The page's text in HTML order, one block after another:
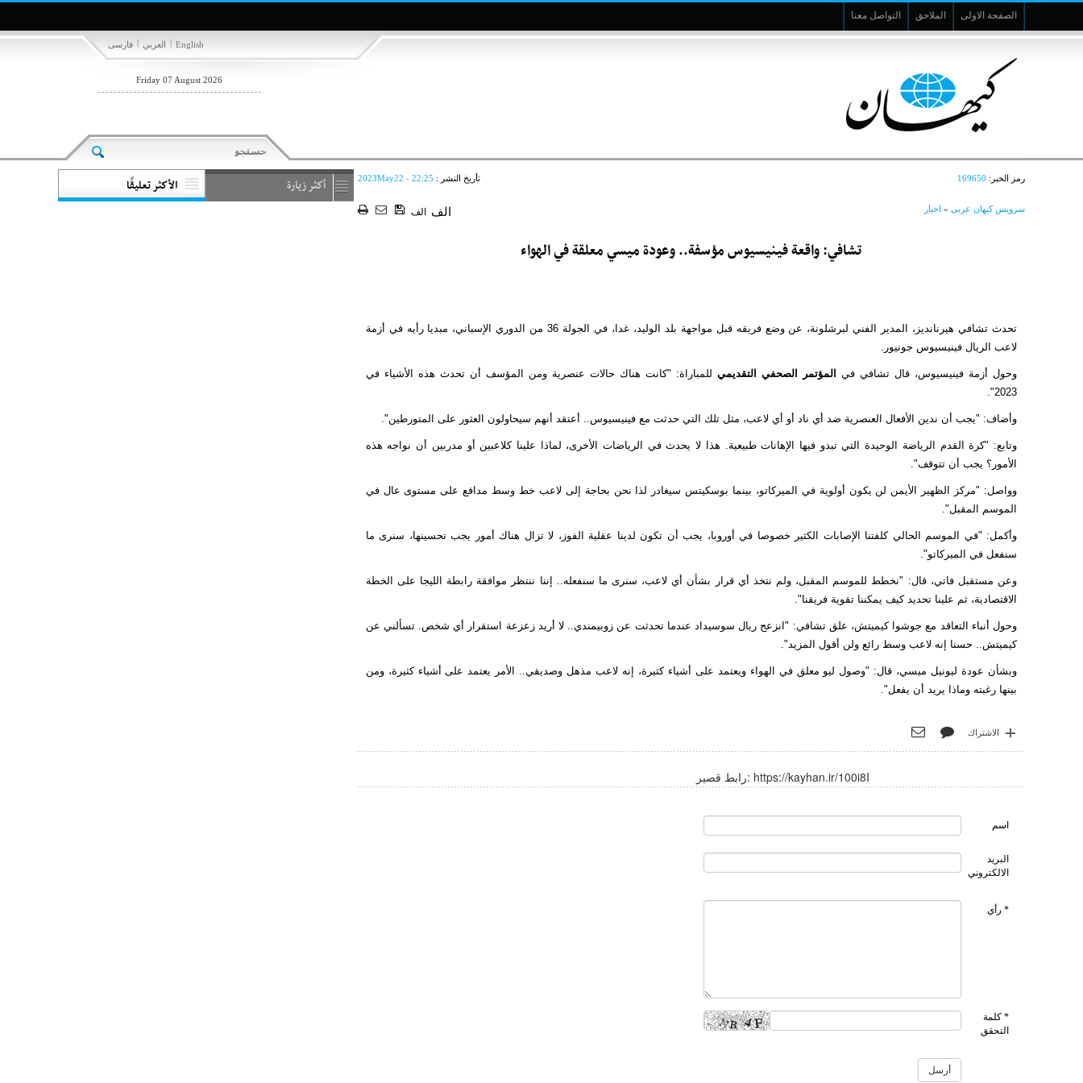
الصفحة الاولى الملاحق التواصل معنا
فارسی | العربي | English
Friday 07 August 2026
رمز الخبر: 169650 تأريخ النشر : 2023May22 - 22:25
سرویس کیهان عربی » اخبار الف الف
تشافي: واقعة فينيسيوس مؤسفة.. وعودة ميسي معلقة في الهواء
تحدث تشافي هيرنانديز، المدير الفني لبرشلونة، عن وضع فريقه قبل مواجهة بلد الوليد، غدا، في الجولة 36 من الدوري الإسباني، مبديا رأيه في أزمة
لاعب الريال فينيسيوس جونيور.
وحول أزمة فينيسيوس، قال تشافي في المؤتمر الصحفي التقديمي للمباراة: "كانت هناك حالات عنصرية ومن المؤسف أن تحدث هذه الأشياء في
2023".
وأضاف: "يجب أن ندين الأفعال العنصرية ضد أي ناد أو أي لاعب، مثل تلك التي حدثت مع فينيسيوس.. أعتقد أنهم سيحاولون العثور على المتورطين".
وتابع: "كرة القدم الرياضة الوحيدة التي تبدو فيها الإهانات طبيعية. هذا لا يحدث في الرياضات الأخرى، لماذا علينا كلاعبين أو مدربين أن نواجه هذه
الأمور؟ يجب أن تتوقف".
وواصل: "مركز الظهير الأيمن لن يكون أولوية في الميركاتو، بينما بوسكيتس سيغادر لذا نحن بحاجة إلى لاعب خط وسط مدافع على مستوى عال في
الموسم المقبل".
وأكمل: "في الموسم الحالي كلفتنا الإصابات الكثير خصوصا في أوروبا، يجب أن تكون لدينا عقلية الفوز، لا تزال هناك أمور يجب تحسينها، سنرى ما
سنفعل في الميركاتو".
وعن مستقبل فاتي، قال: "نخطط للموسم المقبل، ولم نتخذ أي قرار بشأن أي لاعب، سنرى ما سنفعله.. إننا ننتظر موافقة رابطة الليجا على الخطة
الاقتصادية، ثم علينا تحديد كيف يمكننا تقوية فريقنا".
وحول أنباء التعاقد مع جوشوا كيميتش، علق تشافي: "انزعج ريال سوسيداد عندما تحدثت عن زوبيمندي.. لا أريد زعزعة استقرار أي شخص. تسألني عن
كيميتش.. حسنا إنه لاعب وسط رائع ولن أقول المزيد".
وبشأن عودة ليونيل ميسي، قال: "وصول ليو معلق في الهواء ويعتمد على أشياء كثيرة، إنه لاعب مذهل وصديقي.. الأمر يعتمد على أشياء كثيرة، ومن
بينها رغبته وماذا يريد أن يفعل".
الاشتراك
رابط قصير: https://kayhan.ir/100i8I
اسم
البريد
الالكتروني
* رأي
* كلمة
التحقق
أكثر زيارة الأكثر تعليقًا